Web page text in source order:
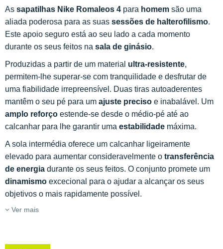
As sapatilhas Nike Romaleos 4 para homem são uma
aliada poderosa para as suas sessões de halterofilismo.
Este apoio seguro está ao seu lado a cada momento
durante os seus feitos na sala de ginásio.
Produzidas a partir de um material ultra-resistente,
permitem-lhe superar-se com tranquilidade e desfrutar de
uma fiabilidade irrepreensível. Duas tiras autoaderentes
mantêm o seu pé para um ajuste preciso e inabalável. Um
amplo reforço estende-se desde o médio-pé até ao
calcanhar para lhe garantir uma estabilidade máxima.
A sola intermédia oferece um calcanhar ligeiramente
elevado para aumentar consideravelmente o transferência
de energia durante os seus feitos. O conjunto promete um
dinamismo excecional para o ajudar a alcançar os seus
objetivos o mais rapidamente possível.
Ver mais